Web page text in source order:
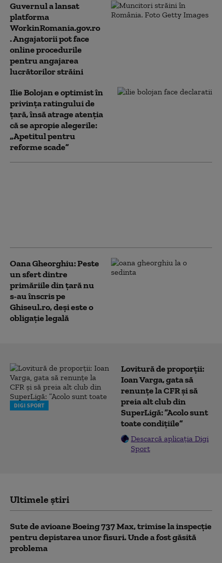
Guvernul a lansat
platforma
WorkinRomania.gov.ro
. Angajatorii pot face
online procedurile
pentru angajarea
lucrătorilor străini
Ilie Bolojan e optimist în
privința ratingului de
țară, însă atrage atenția
că se apropie alegerile:
„Apetitul pentru
reforme scade”
Oana Gheorghiu: Peste
un sfert dintre
primăriile din țară nu
s-au înscris pe
Ghiseul.ro, deși este o
obligație legală
DIGI SPORT
Lovitură de proporții:
Ioan Varga, gata să
renunțe la CFR și să
preia alt club din
SuperLigă: ”Acolo sunt
toate condițiile”
Descarcă aplicația Digi
Sport
Ultimele știri
Sute de avioane Boeing 737 Max, trimise la inspecție
pentru depistarea unor fisuri. Unde a fost găsită
problema